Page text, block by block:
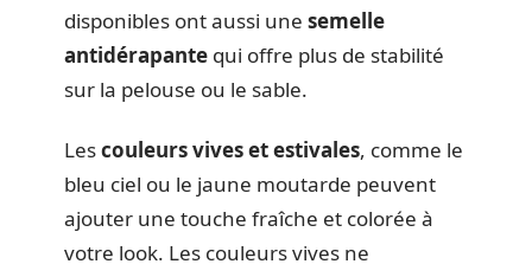
disponibles ont aussi une semelle
antidérapante qui offre plus de stabilité
sur la pelouse ou le sable.
Lescouleurs vives et estivales, comme le
bleu ciel ou le jaune moutarde peuvent
ajouter une touche fraîche et colorée à
votre look. Les couleurs vives ne